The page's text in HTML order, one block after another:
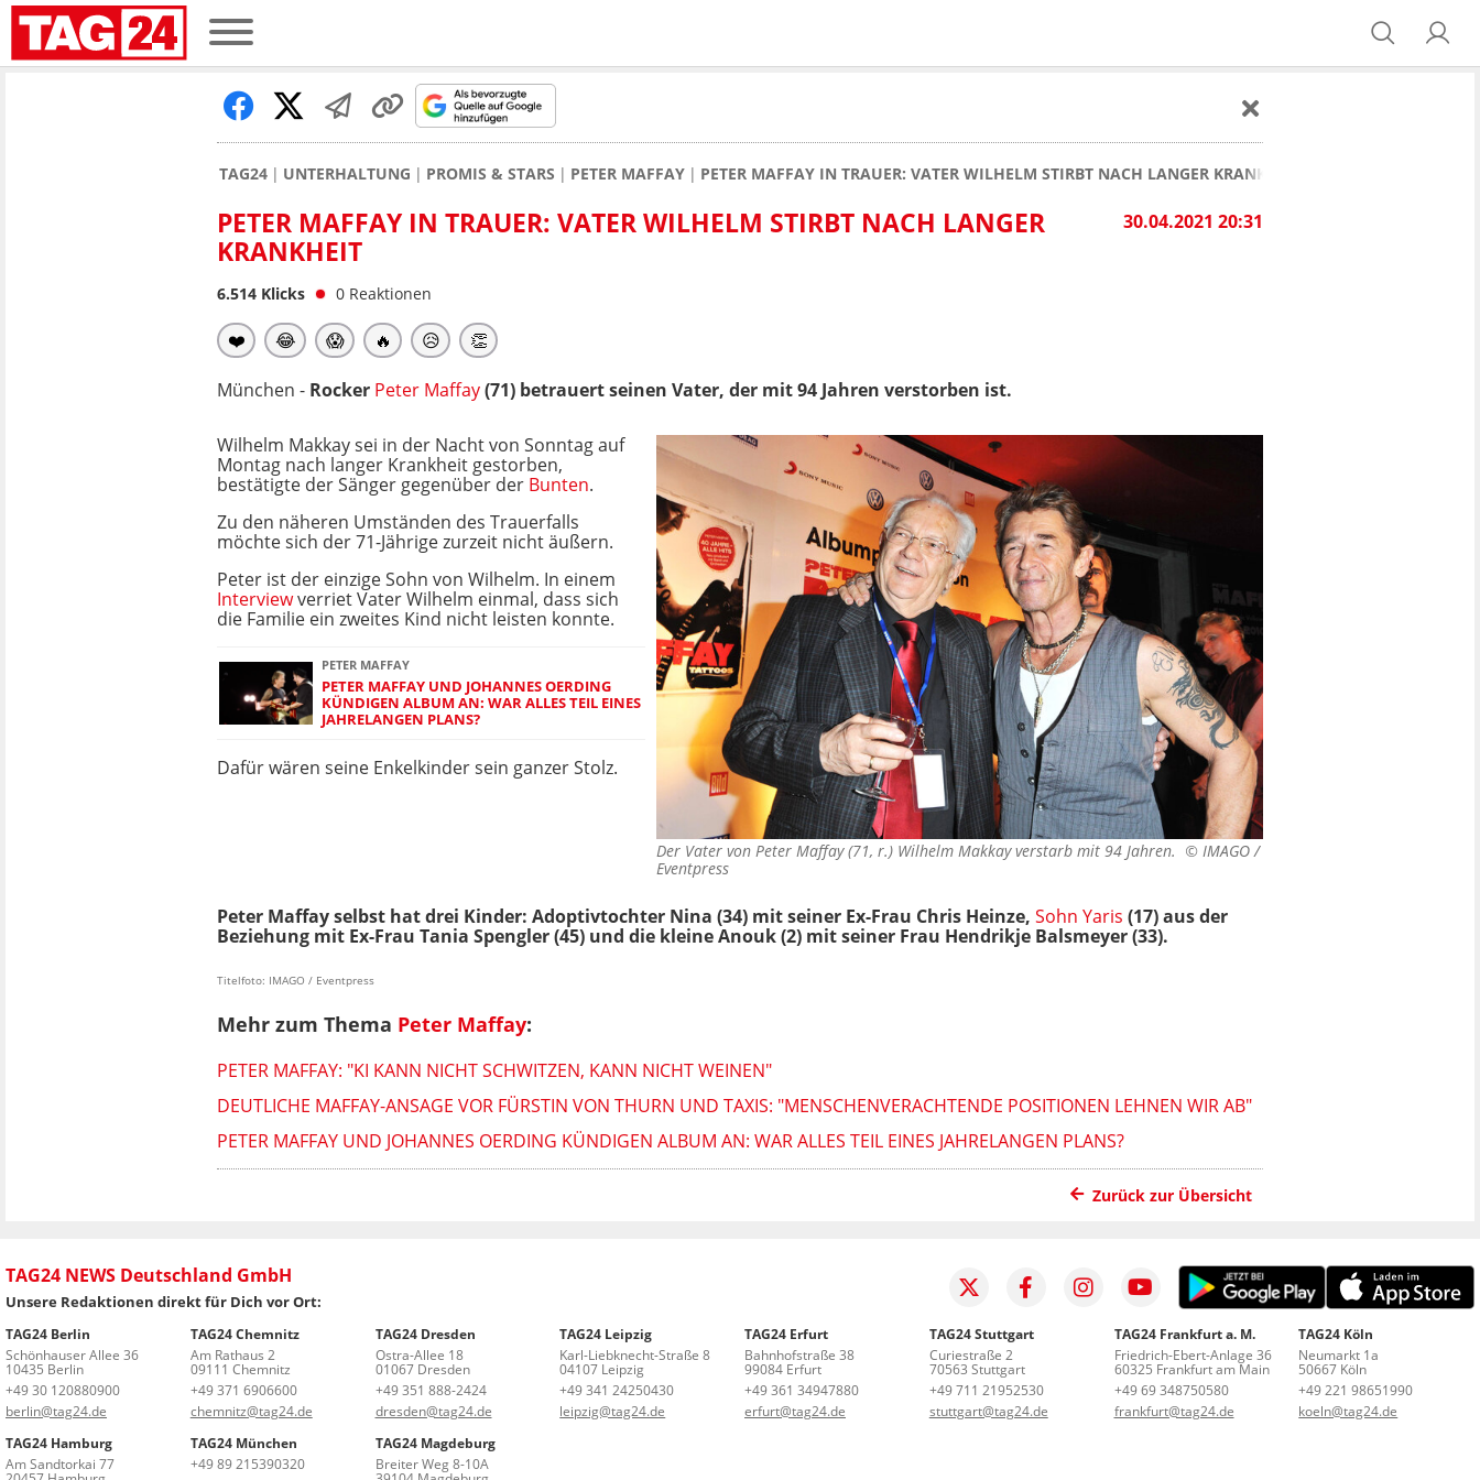
TAG24 UNTERHALTUNG PROMIS & STARS PETER MAFFAY PETER MAFFAY IN TRAUER: VATER WILHELM STIRBT NACH LANGER KRANKHEIT
30.04.2021 20:31
PETER MAFFAY IN TRAUER: VATER WILHELM STIRBT NACH LANGER
KRANKHEIT
6.514 Klicks 0 Reaktionen
❤️ 😂 😱 🔥 😥 👏
München - Rocker Peter Maffay(71) betrauert seinen Vater, der mit 94 Jahren verstorben ist.
Der Vater von Peter Maffay (71, r.) Wilhelm Makkay verstarb mit 94 Jahren. © IMAGO /
Eventpress
Wilhelm Makkay sei in der Nacht von Sonntag auf
Montag nach langer Krankheit gestorben,
bestätigte der Sänger gegenüber der Bunten.
Zu den näheren Umständen des Trauerfalls
möchte sich der 71-Jährige zurzeit nicht äußern.
Peter ist der einzige Sohn von Wilhelm. In einem
Interviewverriet Vater Wilhelm einmal, dass sich
die Familie ein zweites Kind nicht leisten konnte.
PETER MAFFAY
PETER MAFFAY UND JOHANNES OERDING
KÜNDIGEN ALBUM AN: WAR ALLES TEIL EINES
JAHRELANGEN PLANS?
Dafür wären seine Enkelkinder sein ganzer Stolz.
Peter Maffay selbst hat drei Kinder: Adoptivtochter Nina (34) mit seiner Ex-Frau Chris Heinze, Sohn Yaris (17) aus der
Beziehung mit Ex-Frau Tania Spengler (45) und die kleine Anouk (2) mit seiner Frau Hendrikje Balsmeyer (33).
Titelfoto: IMAGO / Eventpress
Mehr zum Thema Peter Maffay:
PETER MAFFAY: "KI KANN NICHT SCHWITZEN, KANN NICHT WEINEN"
DEUTLICHE MAFFAY-ANSAGE VOR FÜRSTIN VON THURN UND TAXIS: "MENSCHENVERACHTENDE POSITIONEN LEHNEN WIR AB"
PETER MAFFAY UND JOHANNES OERDING KÜNDIGEN ALBUM AN: WAR ALLES TEIL EINES JAHRELANGEN PLANS?
Zurück zur Übersicht
TAG24 NEWS Deutschland GmbH
Unsere Redaktionen direkt für Dich vor Ort:
TAG24 Berlin
Schönhauser Allee 36
10435 Berlin
+49 30 120880900
berlin@tag24.de
TAG24 Chemnitz
Am Rathaus 2
09111 Chemnitz
+49 371 6906600
chemnitz@tag24.de
TAG24 Dresden
Ostra-Allee 18
01067 Dresden
+49 351 888-2424
dresden@tag24.de
TAG24 Leipzig
Karl-Liebknecht-Straße 8
04107 Leipzig
+49 341 24250430
leipzig@tag24.de
TAG24 Erfurt
Bahnhofstraße 38
99084 Erfurt
+49 361 34947880
erfurt@tag24.de
TAG24 Stuttgart
Curiestraße 2
70563 Stuttgart
+49 711 21952530
stuttgart@tag24.de
TAG24 Frankfurt a. M.
Friedrich-Ebert-Anlage 36
60325 Frankfurt am Main
+49 69 348750580
frankfurt@tag24.de
TAG24 Köln
Neumarkt 1a
50667 Köln
+49 221 98651990
koeln@tag24.de
TAG24 Hamburg
Am Sandtorkai 77
TAG24 München
+49 89 215390320
TAG24 Magdeburg
Breiter Weg 8-10A